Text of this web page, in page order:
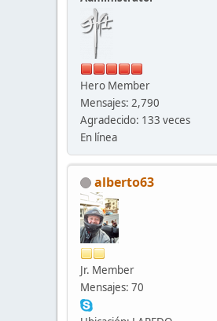
Hero Member
Mensajes: 2,790
Agradecido: 133 veces
En línea
alberto63
Jr. Member
Mensajes: 70